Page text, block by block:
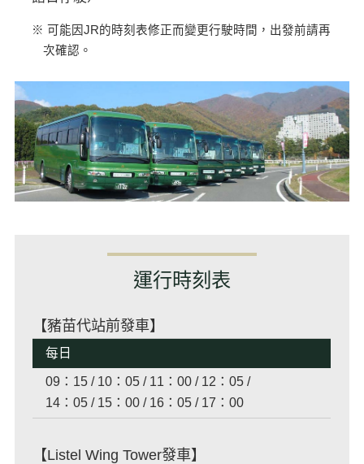
※ 可能因JR的時刻表修正而變更行駛時間，出發前請再
次確認。
運行時刻表
【豬苗代站前發車】
每日
09：15 / 10：05 / 11：00 / 12：05 /
14：05 / 15：00 / 16：05 / 17：00
【Listel Wing Tower發車】